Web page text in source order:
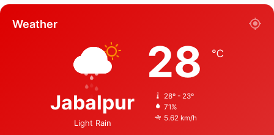
Weather
Jabalpur
Light Rain
28 ℃
28º - 23º
71%
5.62 km/h